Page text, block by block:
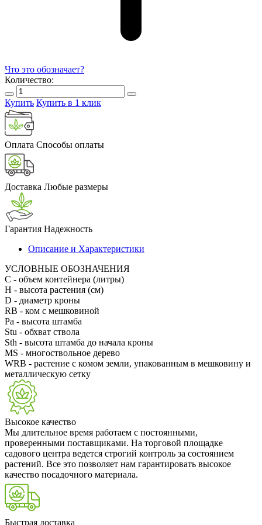
Что это обозначает?
Количество:
Купить Купить в 1 клик
Оплата Способы оплаты
Доставка Любые размеры
Гарантия Надежность
Описание и Характеристики
УСЛОВНЫЕ ОБОЗНАЧЕНИЯ
С - объем контейнера (литры)
H - высота растения (см)
D - диаметр кроны
RB - ком с мешковиной
Pa - высота штамба
Stu - обхват ствола
Sth - высота штамба до начала кроны
MS - многоствольное дерево
WRB - растение с комом земли, упакованным в мешковину и
металлическую сетку
Высокое качество
Мы длительное время работаем с постоянными,
проверенными поставщиками. На торговой площадке
садового центра ведется строгий контроль за состоянием
растений. Все это позволяет нам гарантировать высокое
качество посадочного материала.
Быстрая доставка